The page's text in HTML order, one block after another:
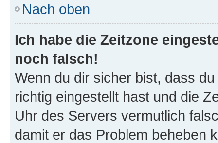
Nach oben
Ich habe die Zeitzone
noch falsch!
Wenn du dir sicher bist, dass
richtig eingestellt hast und die
Uhr des Servers vermutlich
damit er das Problem beheben